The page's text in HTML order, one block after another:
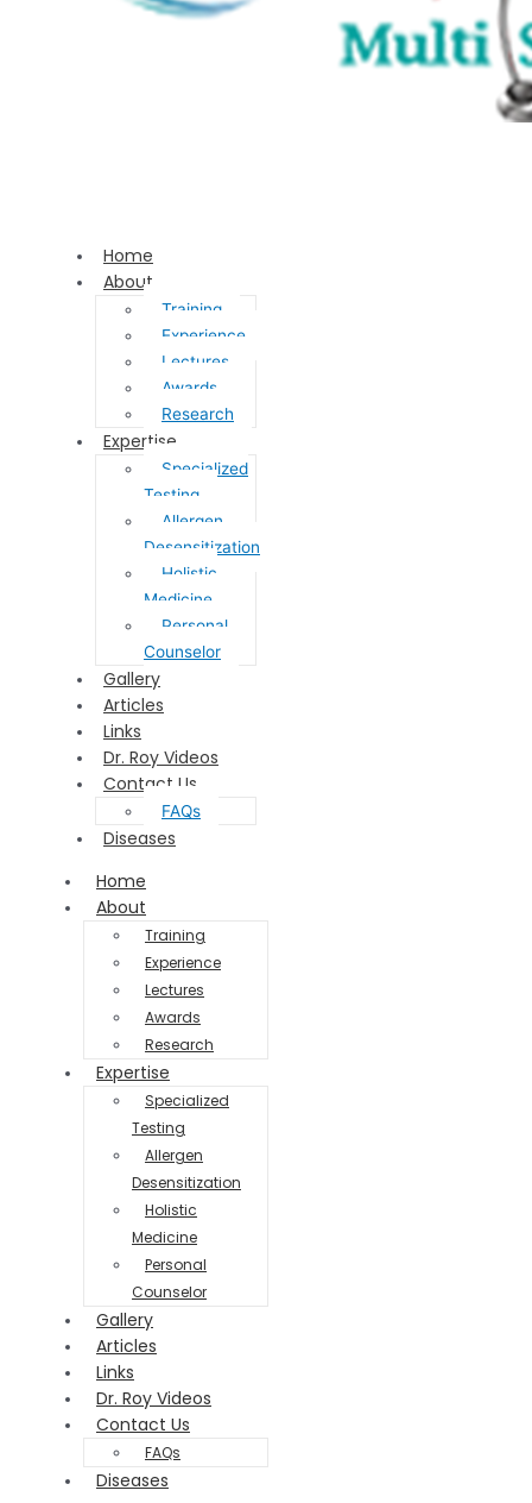
Home
About
Training
Experience
Lectures
Awards
Research
Expertise
Specialized
Testing
Allergen
Desensitization
Holistic
Medicine
Personal
Counselor
Gallery
Articles
Links
Dr. Roy Videos
Contact Us
FAQs
Diseases
Home
About
Training
Experience
Lectures
Awards
Research
Expertise
Specialized
Testing
Allergen
Desensitization
Holistic
Medicine
Personal
Counselor
Gallery
Articles
Links
Dr. Roy Videos
Contact Us
FAQs
Diseases